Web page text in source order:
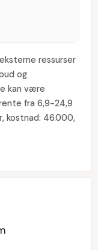
ressurser
og
kan være
fra 6,9-24,9
kostnad: 46.000,